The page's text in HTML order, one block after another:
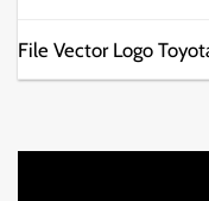
File Vector Logo